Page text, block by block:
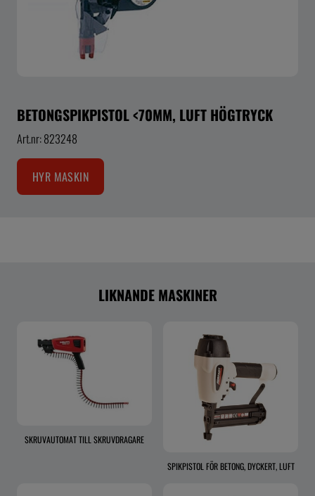
BETONGSPIKPISTOL <70MM, LUFT HÖGTRYCK
Art.nr: 823248
HYR MASKIN
LIKNANDE MASKINER
SKRUVAUTOMAT TILL SKRUVDRAGARE
SPIKPISTOL FÖR BETONG, DYCKERT, LUFT